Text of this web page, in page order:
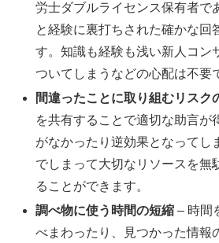
労士ダブルライセンス保有者で
と経験に裏打ちされた確かな回
す。知識も経験も浅い新人コン
ついてしまうなどの心配は不要
間違ったことに取り組むリスク
を共有することで適切な助言が
がなかったり逆効果となってし
でしまって大切なリソースを無
ることができます。
調べ物に使う時間の短縮 – 時間
べまわったり、見つかった情報